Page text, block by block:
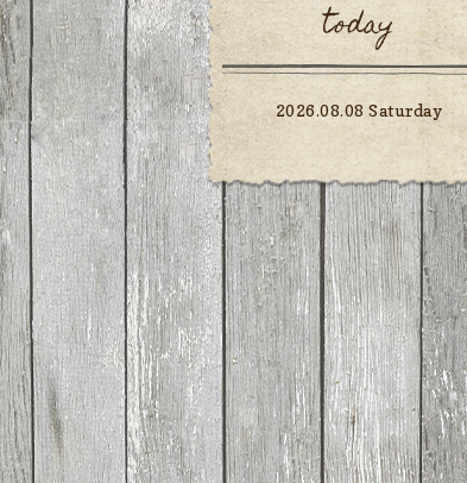
today
2026.08.08 Saturday